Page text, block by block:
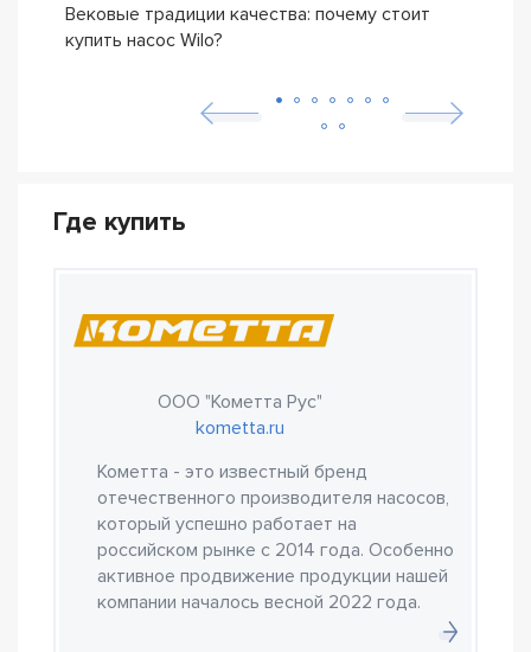
Вековые традиции качества: почему стоит
купить насос Wilo?
Где купить
ООО "Кометта Рус"
kometta.ru
Кометта - это известный бренд
отечественного производителя насосов,
который успешно работает на
российском рынке с 2014 года. Особенно
активное продвижение продукции нашей
компании началось весной 2022 года.